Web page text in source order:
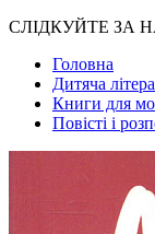
СЛІДКУЙТЕ ЗА
Головна
Дитяча
Книги для
Повісті і